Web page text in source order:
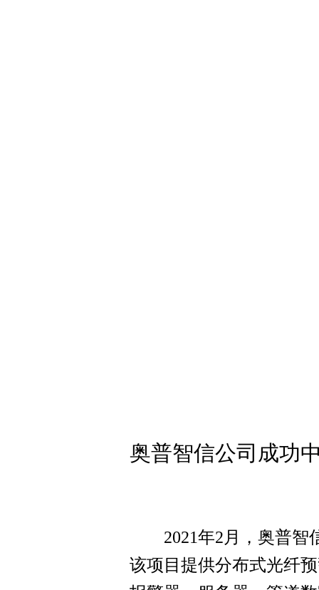
奥普智信公司成功
2021年2月，奥普智
该项目提供分布式光纤